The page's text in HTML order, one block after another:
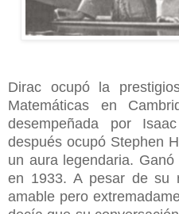
Dirac ocupó la
Matemáticas en
desempeñada por
después ocupó Stephen
un aura legendaria.
en 1933. A pesar de su
amable pero